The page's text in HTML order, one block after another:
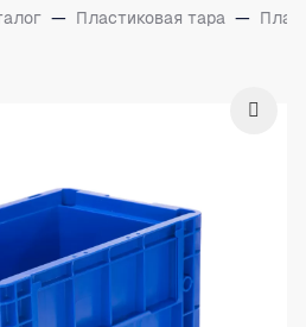
— Пластиковая тара —